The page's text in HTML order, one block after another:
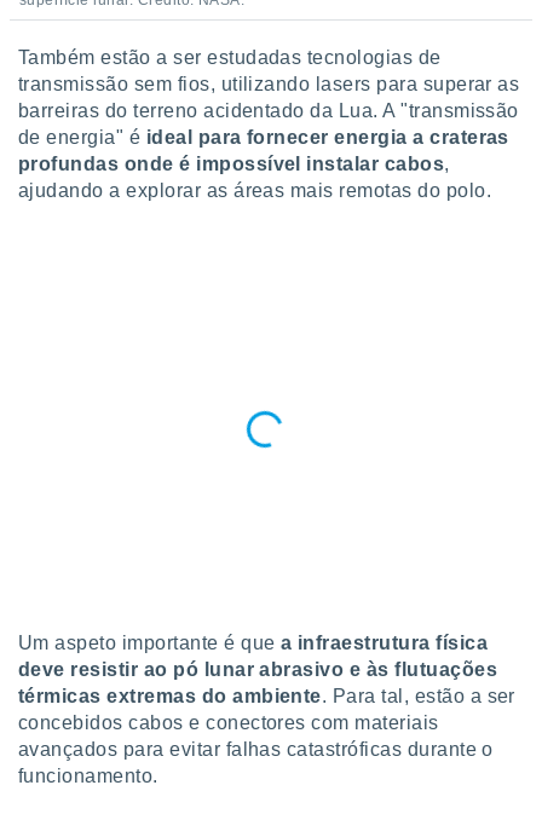
Também estão a ser estudadas tecnologias de
transmissão sem fios, utilizando lasers para superar as
barreiras do terreno acidentado da Lua. A "transmissão
de energia" é ideal para fornecer energia a crateras
profundas onde é impossível instalar cabos,
ajudando a explorar as áreas mais remotas do polo.
Um aspeto importante é que a infraestrutura física
deve resistir ao pó lunar abrasivo e às flutuações
térmicas extremas do ambiente. Para tal, estão a ser
concebidos cabos e conectores com materiais
avançados para evitar falhas catastróficas durante o
funcionamento.